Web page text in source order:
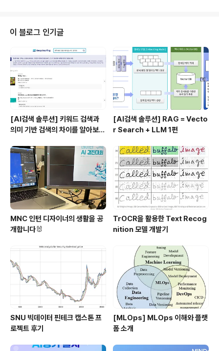
지에 어떤 모델이 사용되고 있는지 소개하겠습니다. 민팃
이란? 민팃(MINTIT)은 전국 최대 규모의 비대면 중고 휴
대폰 거래 플랫폼입니다. 대형마트나 휴대폰 대리점에서
쉽게 접할 수 있는 민팃 ATM을 이용하여 서랍 속에 잠들
어있던 중고 휴대폰을 손쉽게 판매할 수 있는 서비스를 제
공합니다. ATM에서 거래가 이루어..
이 블로그 인기글
[AI검색 솔루션] 키워드 검색과
의미 기반 검색의 차이를 알아보
[AI검색 솔루션] RAG = Vecto
r Search + LLM 1편
MNC 인턴 디자이너의 생활을 공
개합니다🐰
TrOCR을 활용한 Text Recog
nition 모델 개발기
SNU 빅데이터 핀테크 캡스톤 프
로젝트 후기
[MLOps] MLOps 이해와 플랫
폼 소개